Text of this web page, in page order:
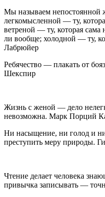
Мы называем непостоянной
легкомысленной — ту,
ветреной — ту, которая сама
ли вообще; холодной — ту,
Лабрюйер
Ребячество — плакать от
Шекспир
Жизнь с женой — дело
невозможна. Марк Порций
Ни насыщение, ни голод и
преступить меру природы.
Чтение делает человека
привычка записывать —